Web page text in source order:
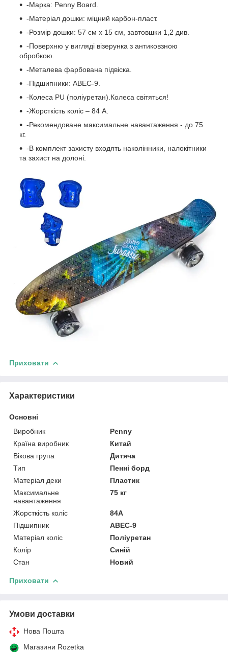
-Марка: Penny Board.
-Матеріал дошки: міцний карбон-пласт.
-Розмір дошки: 57 см х 15 см, завтовшки 1,2 див.
-Поверхню у вигляді візерунка з антиковзною
обробкою.
-Металева фарбована підвіска.
-Підшипники: ABEC-9.
-Колеса PU (поліуретан).Колеса світяться!
-Жорсткість коліс – 84 А.
-Рекомендоване максимальне навантаження - до 75
кг.
-В комплект захисту входять наколінники, налокітники
та захист на долоні.
Приховати
Характеристики
Основні
Виробник
Penny
Країна виробник
Китай
Вікова група
Дитяча
Тип
Пенні борд
Матеріал деки
Пластик
Максимальне
навантаження
75 кг
Жорсткість коліс
84А
Підшипник
ABEC-9
Матеріал коліс
Поліуретан
Колір
Синій
Стан
Новий
Приховати
Умови доставки
Нова Пошта
Магазини Rozetka